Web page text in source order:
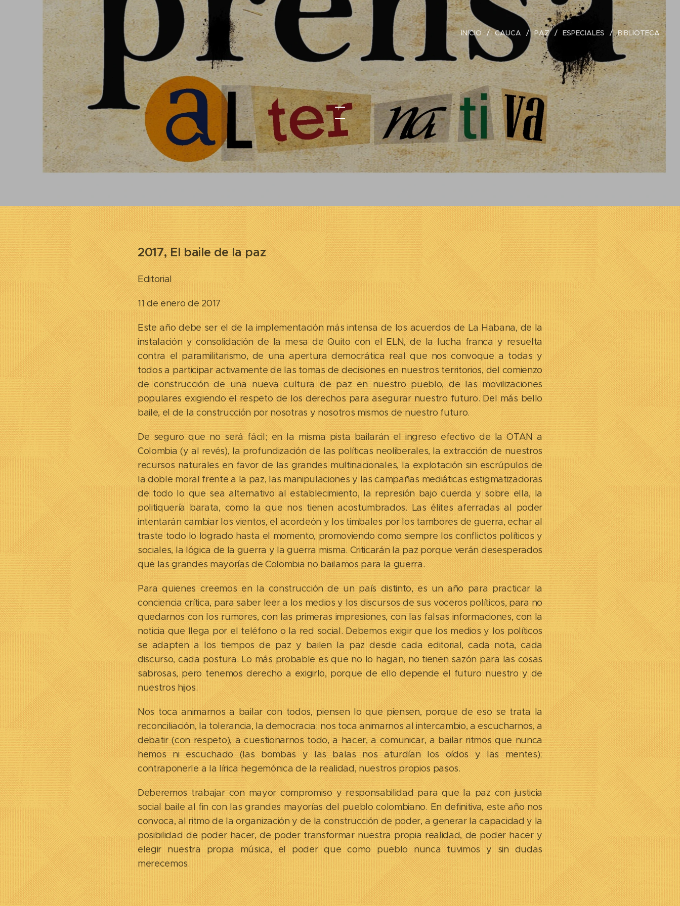
INICIO CAUCA PAZ ESPECIALES BIBLIOTECA
2017, El baile de la paz
Editorial
11 de enero de 2017
Este año debe ser el de la implementación más intensa de los acuerdos de La Habana, de la
instalación y consolidación de la mesa de Quito con el ELN, de la lucha franca y resuelta
contra el paramilitarismo, de una apertura democrática real que nos convoque a todas y
todos a participar activamente de las tomas de decisiones en nuestros territorios, del comienzo
de construcción de una nueva cultura de paz en nuestro pueblo, de las movilizaciones
populares exigiendo el respeto de los derechos para asegurar nuestro futuro. Del más bello
baile, el de la construcción por nosotras y nosotros mismos de nuestro futuro.
De seguro que no será fácil; en la misma pista bailarán el ingreso efectivo de la OTAN a
Colombia (y al revés), la profundización de las políticas neoliberales, la extracción de nuestros
recursos naturales en favor de las grandes multinacionales, la explotación sin escrúpulos de
la doble moral frente a la paz, las manipulaciones y las campañas mediáticas estigmatizadoras
de todo lo que sea alternativo al establecimiento, la represión bajo cuerda y sobre ella, la
politiquería barata, como la que nos tienen acostumbrados. Las élites aferradas al poder
intentarán cambiar los vientos, el acordeón y los timbales por los tambores de guerra, echar al
traste todo lo logrado hasta el momento, promoviendo como siempre los conflictos políticos y
sociales, la lógica de la guerra y la guerra misma. Criticarán la paz porque verán desesperados
que las grandes mayorías de Colombia no bailamos para la guerra.
Para quienes creemos en la construcción de un país distinto, es un año para practicar la
conciencia crítica, para saber leer a los medios y los discursos de sus voceros políticos, para no
quedarnos con los rumores, con las primeras impresiones, con las falsas informaciones, con la
noticia que llega por el teléfono o la red social. Debemos exigir que los medios y los políticos
se adapten a los tiempos de paz y bailen la paz desde cada editorial, cada nota, cada
discurso, cada postura. Lo más probable es que no lo hagan, no tienen sazón para las cosas
sabrosas, pero tenemos derecho a exigirlo, porque de ello depende el futuro nuestro y de
nuestros hijos.
Nos toca animarnos a bailar con todos, piensen lo que piensen, porque de eso se trata la
reconciliación, la tolerancia, la democracia; nos toca animarnos al intercambio, a escucharnos, a
debatir (con respeto), a cuestionarnos todo, a hacer, a comunicar, a bailar ritmos que nunca
hemos ni escuchado (las bombas y las balas nos aturdían los oídos y las mentes);
contraponerle a la lírica hegemónica de la realidad, nuestros propios pasos.
Deberemos trabajar con mayor compromiso y responsabilidad para que la paz con justicia
social baile al fin con las grandes mayorías del pueblo colombiano. En definitiva, este año nos
convoca, al ritmo de la organización y de la construcción de poder, a generar la capacidad y la
posibilidad de poder hacer, de poder transformar nuestra propia realidad, de poder hacer y
elegir nuestra propia música, el poder que como pueblo nunca tuvimos y sin dudas
merecemos.